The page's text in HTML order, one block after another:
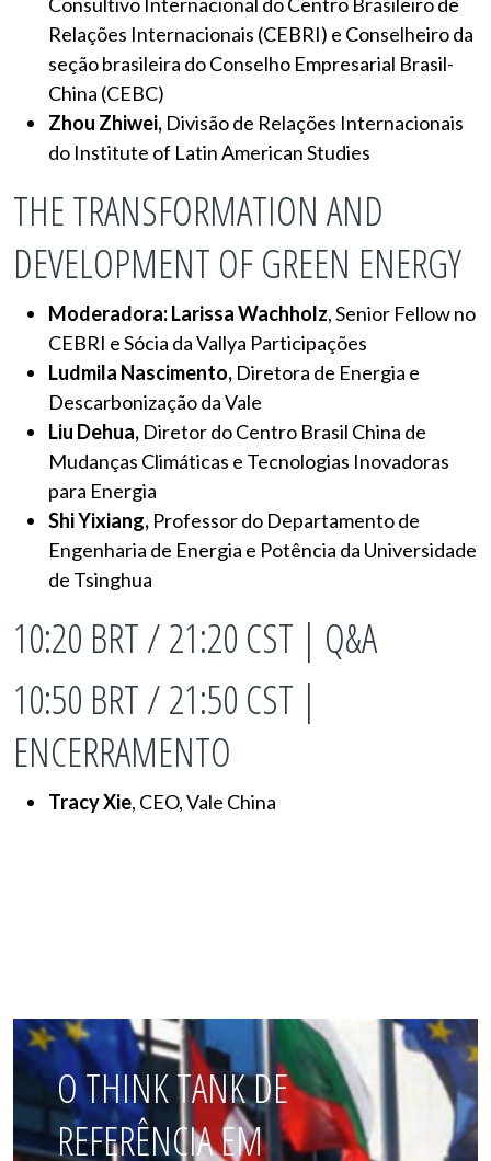
Relações Internacionais (CEBRI) e Conselheiro da
seção brasileira do Conselho Empresarial Brasil-
China (CEBC)
Zhou Zhiwei, Divisão de Relações Internacionais
do Institute of Latin American Studies
THE TRANSFORMATION AND
DEVELOPMENT OF GREEN ENERGY
Moderadora:Larissa Wachholz, Senior Fellow no
CEBRI e Sócia da Vallya Participações
Ludmila Nascimento, Diretora de Energia e
Descarbonização da Vale
Liu Dehua, Diretor do Centro Brasil China de
Mudanças Climáticas e Tecnologias Inovadoras
para Energia
Shi Yixiang, Professor do Departamento de
Engenharia de Energia e Potência da Universidade
de Tsinghua
10:20 BRT / 21:20 CST | Q&A
10:50 BRT / 21:50 CST |
ENCERRAMENTO
Tracy Xie, CEO, Vale China
O THINK TANK DE
REFERÊNCIA EM